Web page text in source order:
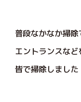
普段なかなか掃除
エントランスな
皆で掃除しました